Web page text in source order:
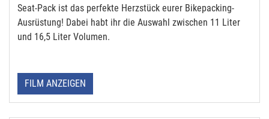
Seat-Pack ist das perfekte Herzstück eurer Bikepacking-
Ausrüstung! Dabei habt ihr die Auswahl zwischen 11 Liter
und 16,5 Liter Volumen.
FILM ANZEIGEN